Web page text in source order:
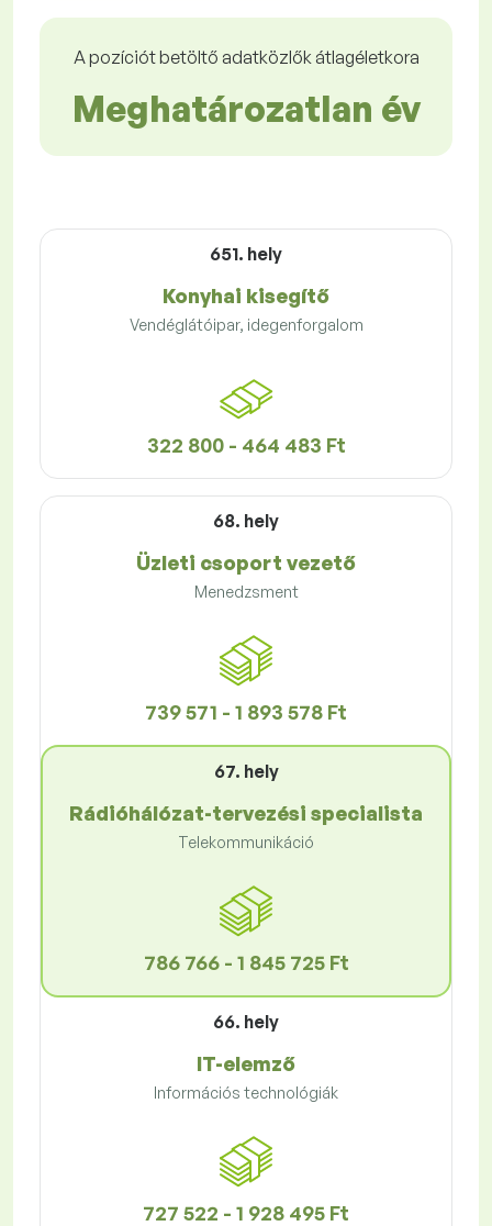
A pozíciót betöltő adatközlők átlagéletkora
Meghatározatlan év
651. hely
Konyhai kisegítő
Vendéglátóipar, idegenforgalom
322 800 - 464 483 Ft
68. hely
Üzleti csoport vezető
Menedzsment
739 571 - 1 893 578 Ft
67. hely
Rádióhálózat-tervezési specialista
Telekommunikáció
786 766 - 1 845 725 Ft
66. hely
IT-elemző
Információs technológiák
727 522 - 1 928 495 Ft